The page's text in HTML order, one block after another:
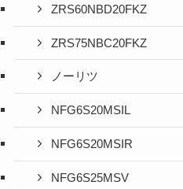
ZRS60NBD20FKZ
ZRS75NBC20FKZ
ノーリツ
NFG6S20MSIL
NFG6S20MSIR
NFG6S25MSV